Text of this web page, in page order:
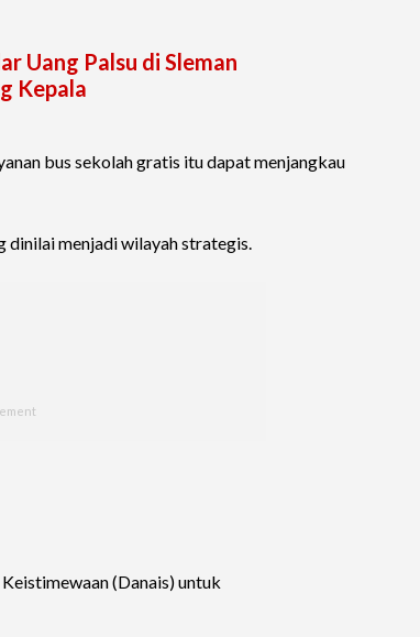
Uang Palsu di Sleman
Kepala
bus sekolah gratis itu dapat menjangkau
dinilai menjadi wilayah strategis.
(Danais) untuk